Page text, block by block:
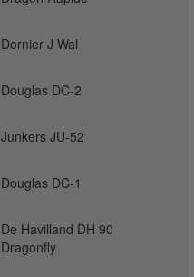
Dornier J Wal
Douglas DC-2
Junkers JU-52
Douglas DC-1
De Havilland DH 90
Dragonfly